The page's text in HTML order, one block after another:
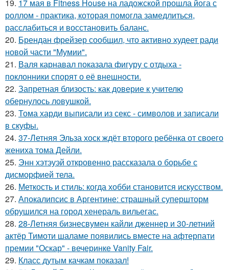
19. 17 мая в Fitness House на ладожской прошла йога с
роллом - практика, которая помогла замедлиться,
расслабиться и восстановить баланс.
20. Брендан фрейзер сообщил, что активно худеет ради
новой части "Мумии".
21. Валя карнавал показала фигуру с отдыха -
поклонники спорят о её внешности.
22. Запретная близость: как доверие к учителю
обернулось ловушкой.
23. Тома харди выписали из секс - символов и записали
в скуфы.
24. 37-Летняя Эльза хоск ждёт второго ребёнка от своего
жениха тома Дейли.
25. Энн хэтэуэй откровенно рассказала о борьбе с
дисморфией тела.
26. Меткость и стиль: когда хобби становится искусством.
27. Апокалипсис в Аргентине: страшный супершторм
обрушился на город хенераль вильегас.
28. 28-Летняя бизнесвумен кайли дженнер и 30-летний
актёр Тимоти шаламе появились вместе на афтерпати
премии "Оскар" - вечеринке Vanity Fair.
29. Класс дутым качкам показал!